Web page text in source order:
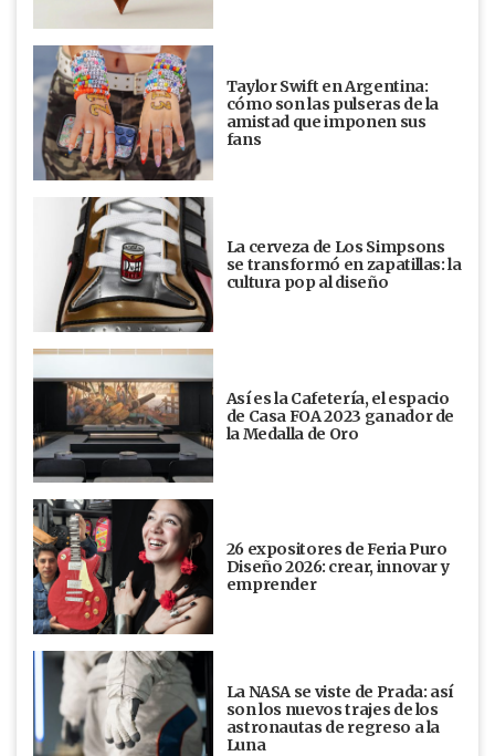
Taylor Swift en Argentina:
cómo son las pulseras de la
amistad que imponen sus
fans
La cerveza de Los Simpsons
se transformó en zapatillas: la
cultura pop al diseño
Así es la Cafetería, el espacio
de Casa FOA 2023 ganador de
la Medalla de Oro
26 expositores de Feria Puro
Diseño 2026: crear, innovar y
emprender
La NASA se viste de Prada: así
son los nuevos trajes de los
astronautas de regreso a la
Luna